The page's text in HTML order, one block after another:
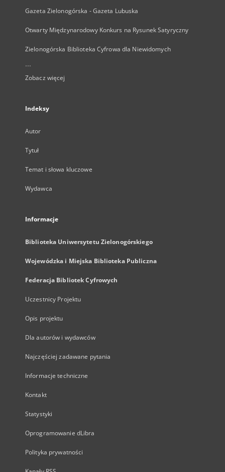
Gazeta Zielonogórska - Gazeta Lubuska
Otwarty Międzynarodowy Konkurs na Rysunek Satyryczny
Zielonogórska Biblioteka Cyfrowa dla Niewidomych
...
Zobacz więcej
Indeksy
Autor
Tytuł
Temat i słowa kluczowe
Wydawca
Informacje
Biblioteka Uniwersytetu Zielonogórskiego
Wojewódzka i Miejska Biblioteka Publiczna
Federacja Bibliotek Cyfrowych
Uczestnicy Projektu
Opis projektu
Dla autorów i wydawców
Najczęściej zadawane pytania
Informacje techniczne
Kontakt
Statystyki
Oprogramowanie dLibra
Polityka prywatności